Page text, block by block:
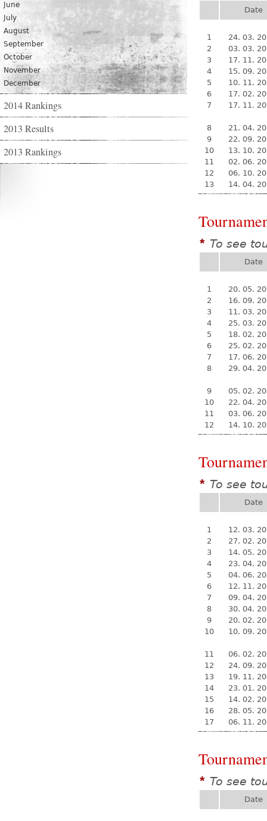
June
July
August
September
October
November
December
2014 Rankings
2013 Results
2013 Rankings
Date
1
24. 03.
2
03. 03.
3
17. 11.
4
15. 09.
5
10. 11.
6
17. 02.
7
17. 11.
8
21. 04.
9
22. 09.
10
13. 10.
11
02. 06.
12
06. 10.
13
14. 04.
* To see
Date
1
20. 05.
2
16. 09.
3
11. 03.
4
25. 03.
5
18. 02.
6
25. 02.
7
17. 06.
8
29. 04.
9
05. 02.
10
22. 04.
11
03. 06.
12
14. 10.
* To see
Date
1
12. 03.
2
27. 02.
3
14. 05.
4
23. 04.
5
04. 06.
6
12. 11.
7
09. 04.
8
30. 04.
9
20. 02.
10
10. 09.
11
06. 02.
12
24. 09.
13
19. 11.
14
23. 01.
15
14. 02.
16
28. 05.
17
06. 11.
* To see
Date